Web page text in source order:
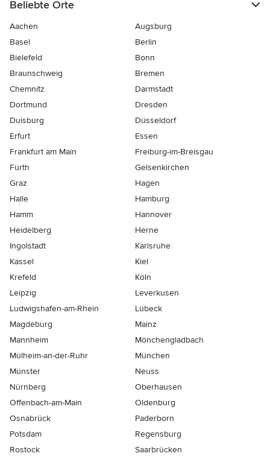
Beliebte Orte
Aachen
Augsburg
Basel
Berlin
Bielefeld
Bonn
Braunschweig
Bremen
Chemnitz
Darmstadt
Dortmund
Dresden
Duisburg
Düsseldorf
Erfurt
Essen
Frankfurt am Main
Freiburg-im-Breisgau
Fürth
Gelsenkirchen
Graz
Hagen
Halle
Hamburg
Hamm
Hannover
Heidelberg
Herne
Ingolstadt
Karlsruhe
Kassel
Kiel
Krefeld
Köln
Leipzig
Leverkusen
Ludwigshafen-am-Rhein
Lübeck
Magdeburg
Mainz
Mannheim
Mönchen­gladbach
Mülheim-an-der-Ruhr
München
Münster
Neuss
Nürnberg
Oberhausen
Offenbach-am-Main
Oldenburg
Osnabrück
Paderborn
Potsdam
Regensburg
Rostock
Saarbrücken